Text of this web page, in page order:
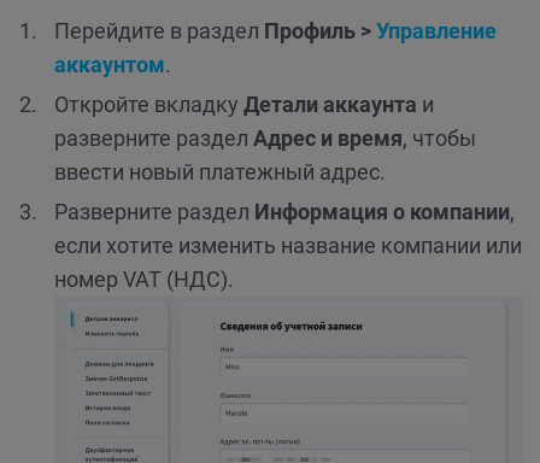
Перейдите в раздел Профиль >Управление
аккаунтом.
Откройте вкладку Детали аккаунта и
разверните раздел Адрес и время, чтобы
ввести новый платежный адрес.
Разверните раздел Информация о компании,
если хотите изменить название компании или
номер VAT (НДС).